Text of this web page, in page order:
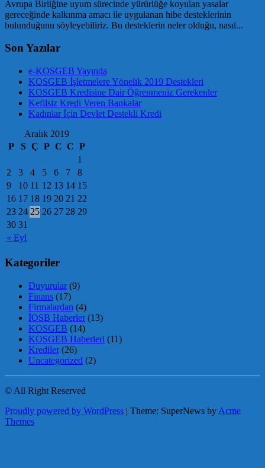
Avrupa Birliğine uyum sürecinde yürürlüğe koyulan yasalar
gereceğinde kalkınma amacı ile uygulanan hibe desteklerinin
bulunduğunu söyleyebiliriz. Bu desteklerin neler olduğu, nasıl...
Son Yazılar
e-KOSGEB Yayında
KOSGEB İşletmelere Yönelik 2019 Destekleri
KOSGEB Kredisine Dair Öğrenmeniz Gerekenler
Kefilsiz Kredi Veren Bankalar
Kadınlar İçin Devlet Destekli Kredi
Aralık 2019
P
S Ç P C C P
« Eyl
1
2
3 4 5 6 7
8
9
10 11 12 13 14 15
16 17 18 19 20 21 22
23 24 25 26 27 28 29
30 31
Kategoriler
Duyurular (9)
Finans (17)
Firmalardan (4)
İOSB Haberler (13)
KOSGEB (14)
KOSGEB Haberleri (11)
Krediler (26)
Uncategorized (2)
© All Right Reserved
Proudly powered by WordPress | Theme: SuperNews by Acme
Themes